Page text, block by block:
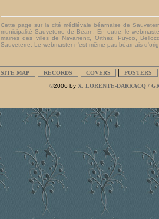
Cette page sur la cité médiévale béarnaise de
municipalité Sauveterre de Béarn. En outre, le
mairies des villes de Navarrenx, Orthez, Puyoo,
Sauveterre. Le webmaster n'est même pas béarnais
SITE MAP RECORDS COVERS
POSTERS
©2006 by X. LORENTE-DARRACQ /